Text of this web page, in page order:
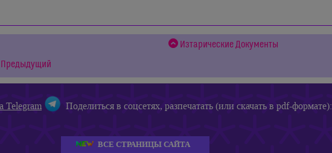
Изтарические Документы
Telegram Поделиться в соцсетях, разпечатать (или скачать в pdf-формате):
ВСЕ СТРАНИЦЫ САЙТА